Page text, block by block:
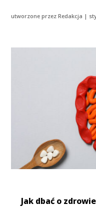
utworzone przezRedakcja |
Jak dbać o